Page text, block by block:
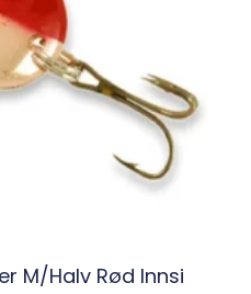
M/halv Rød Innsi